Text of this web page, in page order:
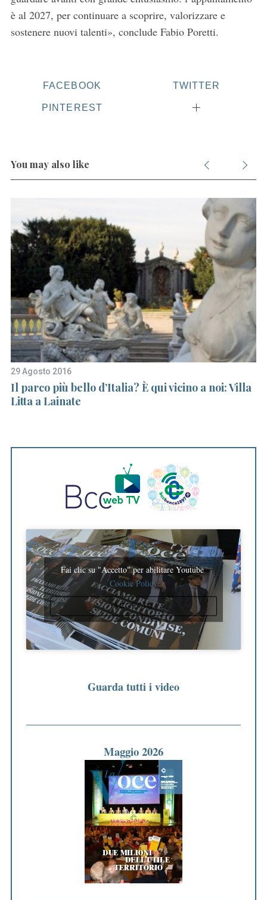
è al 2027, per continuare a scoprire, valorizzare e
sostenere nuovi talenti», conclude Fabio Poretti.
FACEBOOK TWITTER
PINTEREST
You may also like
29 Agosto 2016
Il parco più bello d’Italia? È qui vicino a noi: Villa
Litta a Lainate
Fai clic su "Accetto" per abilitare Youtube
Cookie Policy
ACCETTO
Guarda tutti i video
Maggio 2026